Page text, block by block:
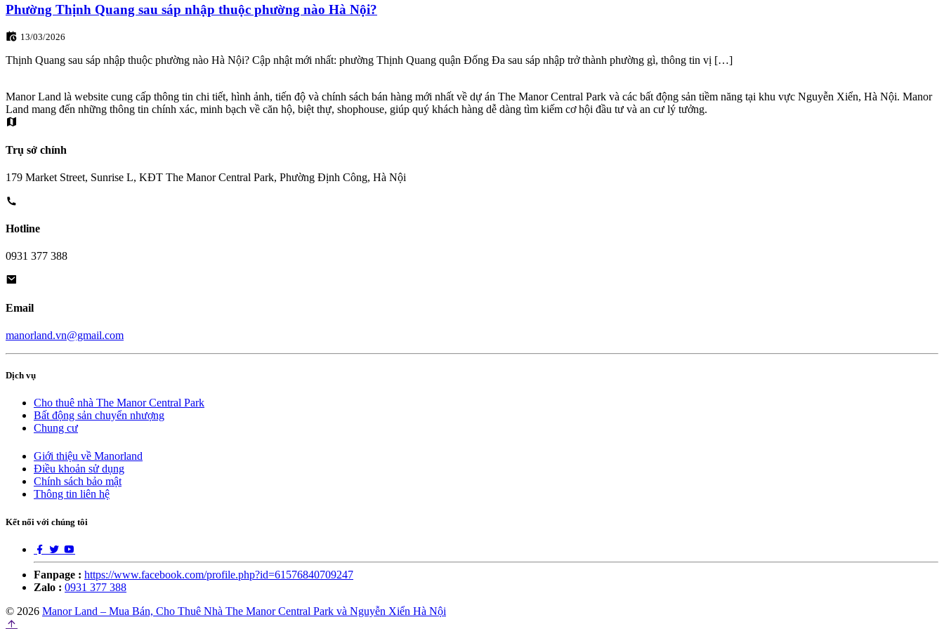
Phường Thịnh Quang sau sáp nhập thuộc phường nào Hà Nội?
13/03/2026
Thịnh Quang sau sáp nhập thuộc phường nào Hà Nội? Cập nhật mới nhất: phường Thịnh Quang quận Đống Đa sau sáp nhập trở thành phường gì, thông tin vị […]
Manor Land là website cung cấp thông tin chi tiết, hình ảnh, tiến độ và chính sách bán hàng mới nhất về dự án The Manor Central Park và các bất động sản tiềm năng tại khu vực Nguyễn Xiển, Hà Nội. Manor
Land mang đến những thông tin chính xác, minh bạch về căn hộ, biệt thự, shophouse, giúp quý khách hàng dễ dàng tìm kiếm cơ hội đầu tư và an cư lý tưởng.
Trụ sở chính
179 Market Street, Sunrise L, KĐT The Manor Central Park, Phường Định Công, Hà Nội
Hotline
0931 377 388
Email
manorland.vn@gmail.com
Dịch vụ
Cho thuê nhà The Manor Central Park
Bất động sản chuyển nhượng
Chung cư
Giới thiệu về Manorland
Điều khoản sử dụng
Chính sách bảo mật
Thông tin liên hệ
Kết nối với chúng tôi
Fanpage : https://www.facebook.com/profile.php?id=61576840709247
Zalo : 0931 377 388
© 2026 Manor Land – Mua Bán, Cho Thuê Nhà The Manor Central Park và Nguyễn Xiển Hà Nội